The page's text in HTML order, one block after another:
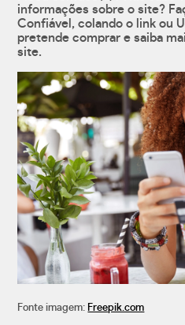
informações sobre o site?
Confiável, colando o link ou
pretende comprar e saiba
site.
Fonte imagem: Freepik.com